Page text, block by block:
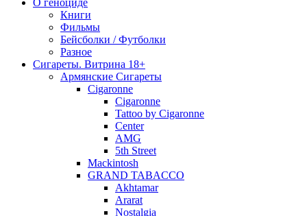
О геноциде
Книги
Фильмы
Бейсболки / Футболки
Разное
Сигареты. Витрина 18+
Армянские Сигареты
Cigaronne
Cigaronne
Tattoo by Cigaronne
Center
AMG
5th Street
Mackintosh
GRAND TABACCO
Akhtamar
Ararat
Nostalgia